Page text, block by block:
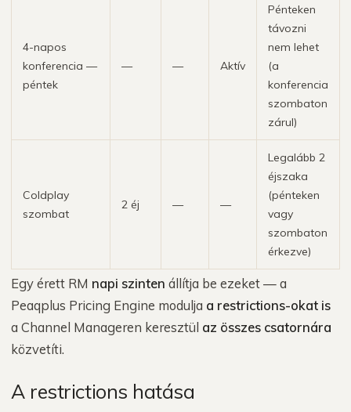
4-napos
konferencia —
péntek
— — Aktív
Pénteken
távozni
nem lehet
(a
konferencia
szombaton
zárul)
Coldplay
szombat
2 éj — —
Legalább 2
éjszaka
(pénteken
vagy
szombaton
érkezve)
Egy érett RM napi szinten állítja be ezeket — a
Peaqplus Pricing Engine modulja a restrictions-okat is
a Channel Manageren keresztül az összes csatornára
közvetíti.
A restrictions hatása